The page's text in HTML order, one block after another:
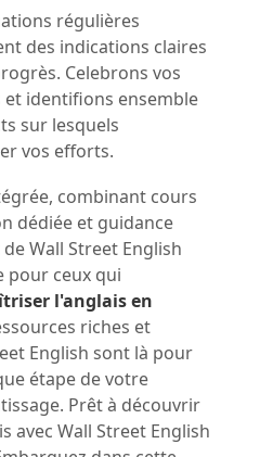
régulières
des indications claires
Celebrons vos
et identifions ensemble
sur lesquels
vos efforts.
combinant cours
dédiée et guidance
Wall Street English
pour ceux qui
l'anglais en
riches et
English sont là pour
étape de votre
Prêt à découvrir
avec Wall Street English